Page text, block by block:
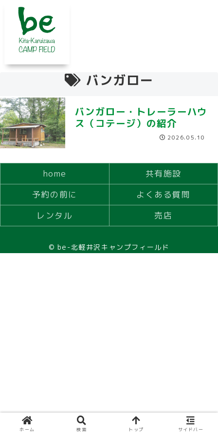
バンガロー
バンガロー・トレーラーハウ
ス（コテージ）の紹介
2026.05.10
home
共有施設
予約の前に
よくある質問
レンタル
売店
© be-北軽井沢キャンプフィールド
ホーム 検索 トップ サイドバー